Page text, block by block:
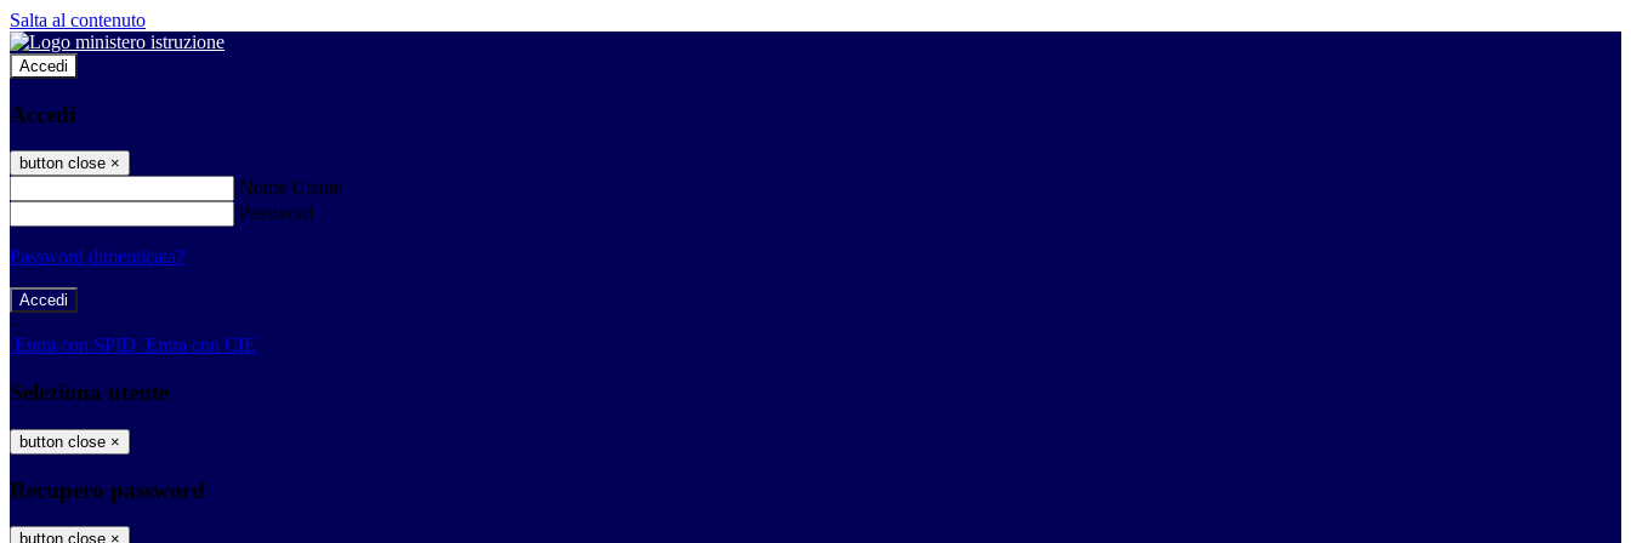
Salta al contenuto
Accedi
Accedi
button close ×
Nome Utente
Password
Password dimenticata?
-
Entra con SPID Entra con CIE
Seleziona utente
button close ×
Recupero password
button close ×